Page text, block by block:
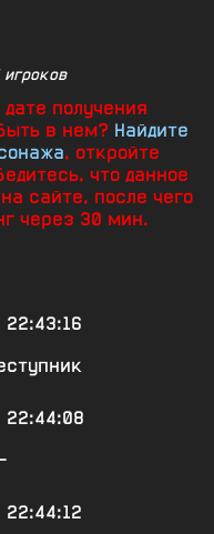
игроков
получения
в нем? Найдите
, откройте
что данное
сайте, после чего
через 30 мин.
22:43:16
22:44:08
22:44:12